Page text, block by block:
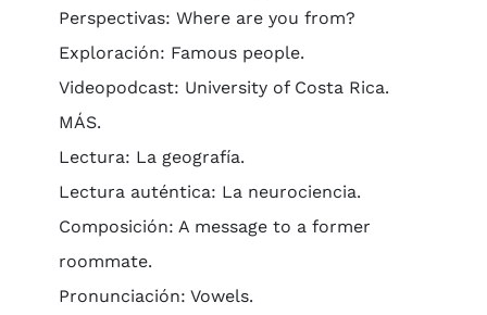
Perspectivas: Where are you from?
Exploración: Famous people.
Videopodcast: University of Costa Rica.
MÁS.
Lectura: La geografía.
Lectura auténtica: La neurociencia.
Composición: A message to a former
roommate.
Pronunciación: Vowels.